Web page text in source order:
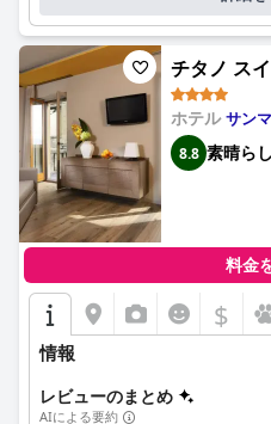
ホテル・ティタノは、ロマンチ
非常におすすめです。
チタノ ス
ホテルサン
8.8 素晴ら
料金
$
情報
レビューのまとめ
AIによる要約